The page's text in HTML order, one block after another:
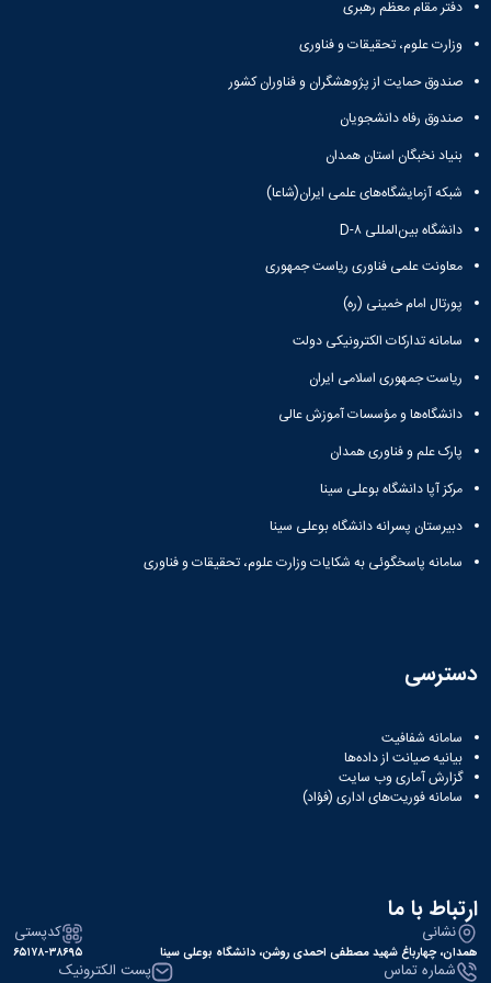
تحصیلات
تکمیلی
آئین
نامه
ها
تحصیلات
فرم
ها
و
آئین
نامه
ها
سمینارها
پایان
نامه
ها
پژوهشنامه
نهج‌البلاغه
فصل
نامه
علمی
پژوهشنامه
انقلاب
دوفصلنامه
علمی
پژوهش‌های
زبان‌شناسی
دوفصلنامه
علمی
اجتماعی
قرآن
دوفصلنامه
علمی
دوفصلنامه
علمی
علمی
مدیریت
یاددهی-
یادگیری
در
آموزش
پژوهش‌های
نوین
ایران‎‌شناسی
زبان
انگلیسی
و
ادبیات
عرب
زبان
ادبیات
فارسی
شناسی
همگانی
زبان
و
فرانسه
فرهنگ
زبان
های
باستان
دفتر مقام معظم رهبری
وزارت علوم، تحقیقات و فناوری
صندوق حمایت از پژوهشگران و فناوران کشور
صندوق رفاه دانشجویان
بنیاد نخبگان استان همدان
شبکه آزمایشگاه‌های علمی ایران(شاعا)
دانشگاه بین‌المللی D-۸
معاونت علمی فناوری ریاست جمهوری
پورتال امام خمینی (ره)
سامانه تدارکات الکترونیکی دولت
ریاست جمهوری اسلامی ایران
دانشگاه‌ها و مؤسسات آموزش عالی
پارک علم و فناوری همدان
مرکز آپا دانشگاه بوعلی سینا
دبیرستان پسرانه دانشگاه بوعلی سینا
سامانه پاسخگوئی به شکایات وزارت علوم، تحقیقات و فناوری
دسترسی
سامانه شفافیت
بیانیه صیانت از داده‌ها
گزارش آماری وب‌ سایت
سامانه فوریت‌های اداری (فؤاد)
ارتباط با ما
نشانی
همدان، چهارباغ شهید مصطفی احمدی روشن، دانشگاه بوعلی سینا
کدپستی
۶۵۱۷۸-۳۸۶۹۵
شماره تماس پست الکترونیک